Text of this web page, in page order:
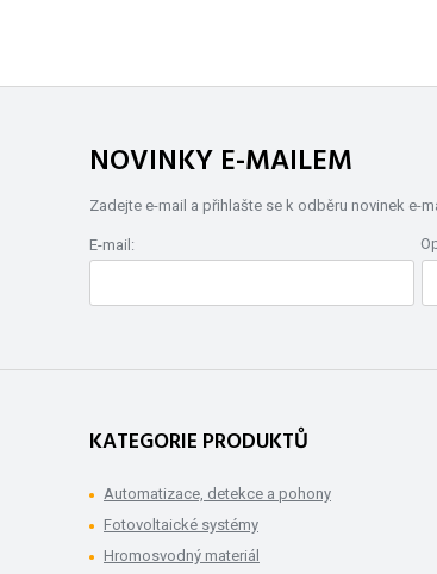
NOVINKY E-MAILEM
Zadejte e-mail a přihlašte se k odběru novinek e-
E-mail:
KATEGORIE PRODUKTŮ
Automatizace, detekce a pohony
Fotovoltaické systémy
Hromosvodný materiál